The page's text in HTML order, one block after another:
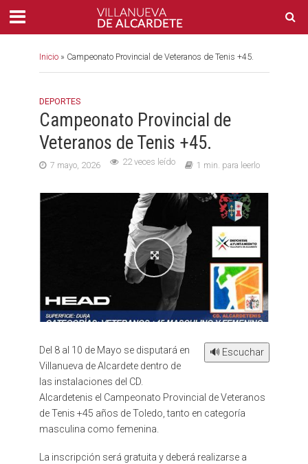
Inicio» Campeonato Provincial de Veteranos de Tenis +45.
DEPORTES
Campeonato Provincial de
Veteranos de Tenis +45.
7 mayo, 2026 22 veces leído 1 min. para leerlo
🔊 Escuchar
Del 8 al 10 de Mayo se disputará en
Villanueva de Alcardete dentro de
las instalaciones del CD.
Alcardetenis el Campeonato Provincial de Veteranos
de Tenis +45 años de Toledo, tanto en categoría
masculina como femenina.
La inscripción será gratuita y deberá realizarse a